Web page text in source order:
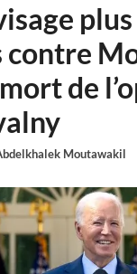
contre
de
Moutawakil